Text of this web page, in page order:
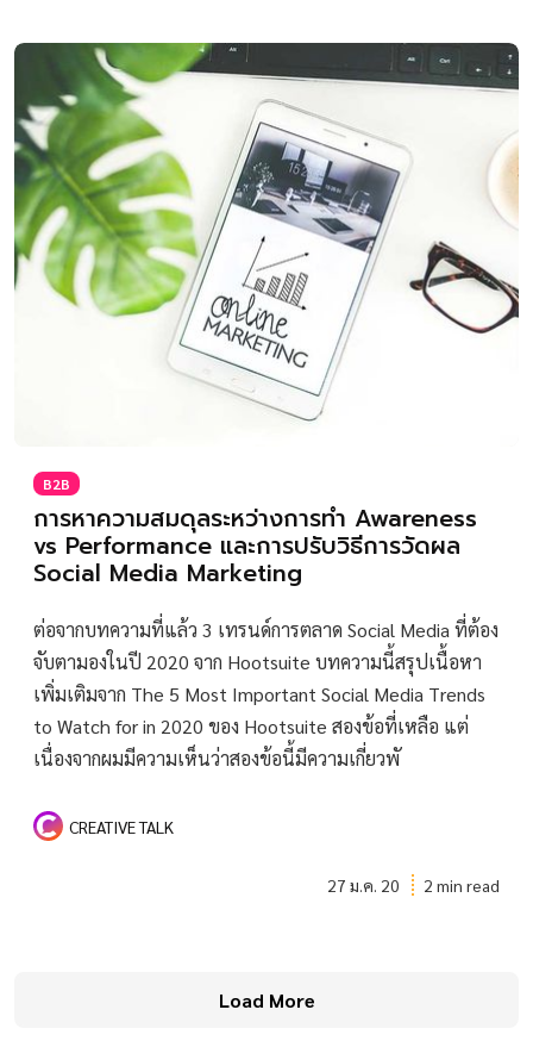
B2B
การหาความสมดุลระหว่างการทำ Awareness
vs Performance และการปรับวิธีการวัดผล
Social Media Marketing
ต่อจากบทความที่แล้ว 3 เทรนด์การตลาด Social Media ที่ต้อง
จับตามองในปี 2020 จาก Hootsuite บทความนี้สรุปเนื้อหา
เพิ่มเติมจาก The 5 Most Important Social Media Trends
to Watch for in 2020 ของ Hootsuite สองข้อที่เหลือ แต่
เนื่องจากผมมีความเห็นว่าสองข้อนี้มีความเกี่ยวพั
CREATIVE TALK
27 ม.ค. 20 2 min read
Load More